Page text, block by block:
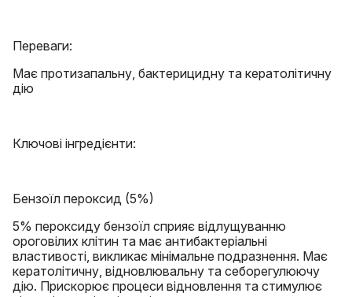
Переваги:
Має протизапальну, бактерицидну та кератолітичну
дію
Ключові інгредієнти:
Бензоїл пероксид (5%)
5% пероксиду бензоїл сприяє відлущуванню
ороговілих клітин та має антибактеріальні
властивості, викликає мінімальне подразнення. Має
кератолітичну, відновлювальну та себорегулюючу
дію. Прискорює процеси відновлення та стимулює